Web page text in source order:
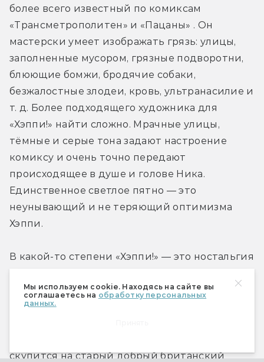
Мы используем cookie. Находясь на сайте вы
соглашаетесь на обработку персональных
данных.
более всего известный по комиксам
«Трансметрополитен» и «Пацаны» . Он
мастерски умеет изображать грязь: улицы,
заполненные мусором, грязные подворотни,
блюющие бомжи, бродячие собаки,
безжалостные злодеи, кровь, ультранасилие и
т. д. Более подходящего художника для
«Хэппи!» найти сложно. Мрачные улицы,
тёмные и серые тона задают настроение
комиксу и очень точно передают
происходящее в душе и голове Ника.
Единственное светлое пятно — это
неунывающий и не теряющий оптимизма
Хэппи.
В какой-то степени «Хэппи!» — это ностальгия
есть только у детей. Благодаря детям у
главного героя появляется возможность
скупится на старый добрый британский